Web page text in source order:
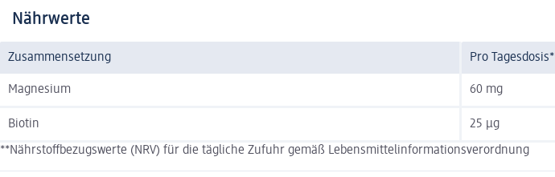
Nährwerte
Zusammensetzung Pro Tagesdosis*
Magnesium 60 mg
Biotin 25 µg
**Nährstoffbezugswerte (NRV) für die tägliche Zufuhr gemäß Lebensmittelinformationsverordnung